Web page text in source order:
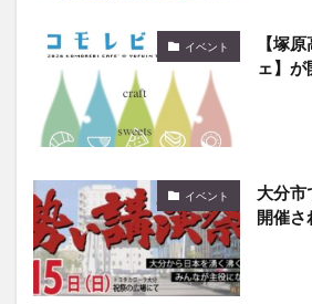
イベント
【塚
ェ】
イベント
大分市
開催さ